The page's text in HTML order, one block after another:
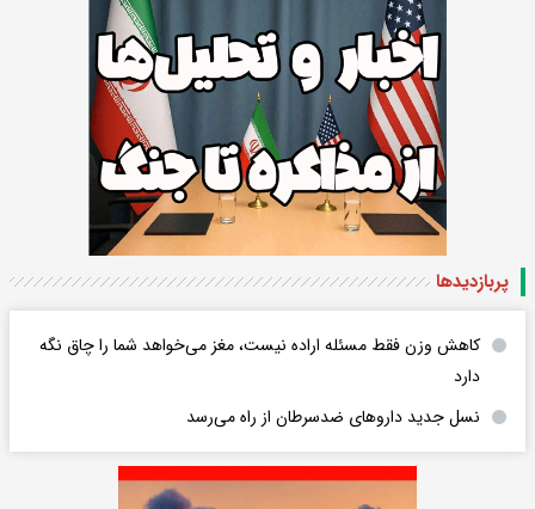
پربازدید‌ها
کاهش وزن فقط مسئله اراده نیست، مغز می‌خواهد شما را چاق نگه
دارد
نسل جدید داروهای ضدسرطان از راه می‌رسد